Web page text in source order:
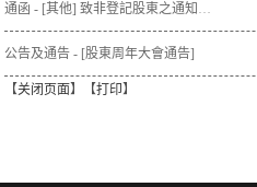
通函 - [其他] 致非登記股東之通知信函及申請表格 - 通函連同股東週年大會通告及代表委任表格之發佈通知
公告及通告 - [股東周年大會通告]
【关闭页面】【打印】